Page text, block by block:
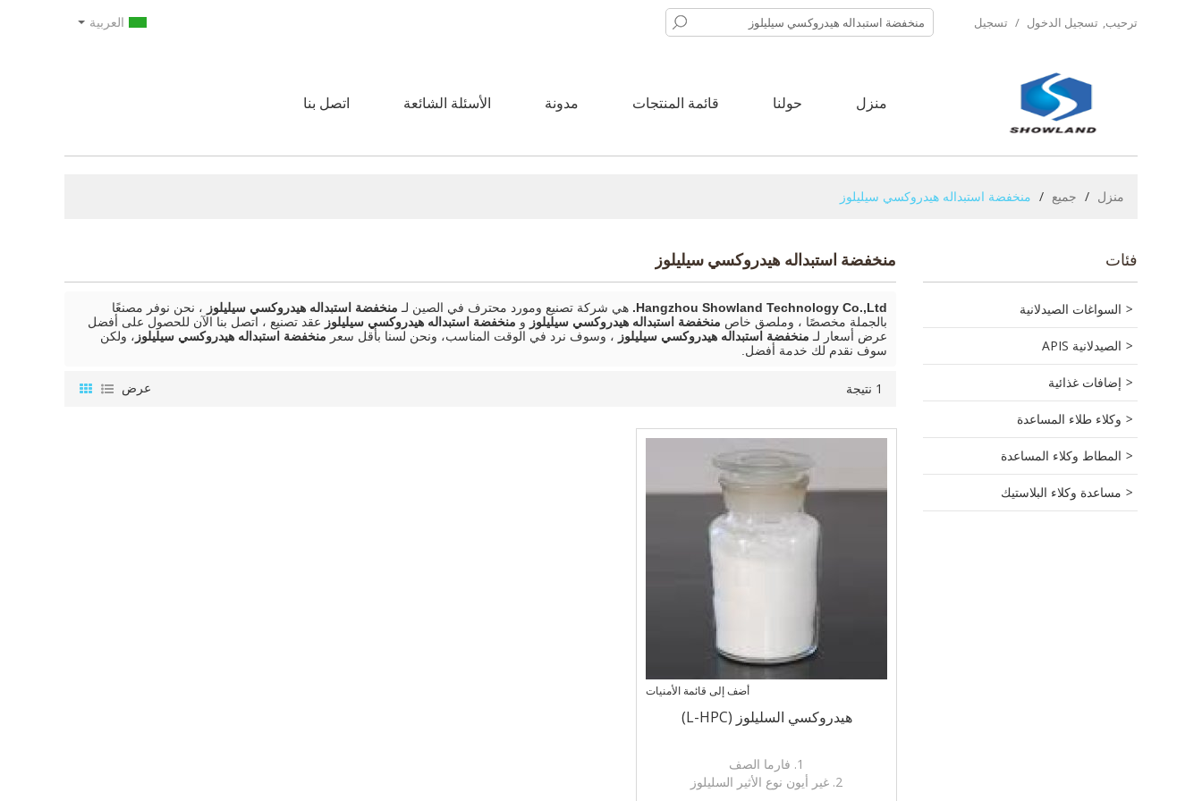
ترحيب, تسجيل الدخول / تسجيل العربية
منزل حولنا قائمة المنتجات مدونة الأسئلة الشائعة اتصل بنا
منزل / جميع / منخفضة استبداله هيدروكسي سيليلوز
فئات
السواغات الصيدلانية
الصيدلانية APIS
إضافات غذائية
وكلاء طلاء المساعدة
المطاط وكلاء المساعدة
مساعدة وكلاء البلاستيك
منخفضة استبداله هيدروكسي سيليلوز
Hangzhou Showland Technology Co.,Ltd. هي شركة تصنيع ومورد محترف في الصين لـ منخفضة استبداله هيدروكسي سيليلوز ، نحن نوفر مصنعًا
بالجملة مخصصًا ، وملصق خاص منخفضة استبداله هيدروكسي سيليلوز و منخفضة استبداله هيدروكسي سيليلوز عقد تصنيع ، اتصل بنا الآن للحصول على أفضل
عرض أسعار لـ منخفضة استبداله هيدروكسي سيليلوز ، وسوف نرد في الوقت المناسب، ونحن لسنا بأقل سعر منخفضة استبداله هيدروكسي سيليلوز ، ولكن
سوف نقدم لك خدمة أفضل.
1 نتيجة عرض
أضف إلى قائمة الأمنيات
هيدروكسي السليلوز (L-HPC)
1. فارما الصف
2. غير أيون نوع الأثير السليلوز